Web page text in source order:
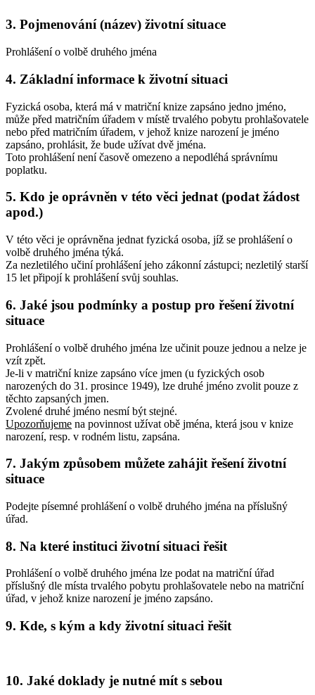
3. Pojmenování (název) životní situace
Prohlášení o volbě druhého jména
4. Základní informace k životní situaci
Fyzická osoba, která má v matriční knize zapsáno jedno jméno,
může před matričním úřadem v místě trvalého pobytu prohlašovatele
nebo před matričním úřadem, v jehož knize narození je jméno
zapsáno, prohlásit, že bude užívat dvě jména.
Toto prohlášení není časově omezeno a nepodléhá správnímu
poplatku.
5. Kdo je oprávněn v této věci jednat (podat žádost
apod.)
V této věci je oprávněna jednat fyzická osoba, jíž se prohlášení o
volbě druhého jména týká.
Za nezletilého učiní prohlášení jeho zákonní zástupci; nezletilý starší
15 let připojí k prohlášení svůj souhlas.
6. Jaké jsou podmínky a postup pro řešení životní
situace
Prohlášení o volbě druhého jména lze učinit pouze jednou a nelze je
vzít zpět.
Je-li v matriční knize zapsáno více jmen (u fyzických osob
narozených do 31. prosince 1949), lze druhé jméno zvolit pouze z
těchto zapsaných jmen.
Zvolené druhé jméno nesmí být stejné.
Upozorňujeme na povinnost užívat obě jména, která jsou v knize
narození, resp. v rodném listu, zapsána.
7. Jakým způsobem můžete zahájit řešení životní
situace
Podejte písemné prohlášení o volbě druhého jména na příslušný
úřad.
8. Na které instituci životní situaci řešit
Prohlášení o volbě druhého jména lze podat na matriční úřad
příslušný dle místa trvalého pobytu prohlašovatele nebo na matriční
úřad, v jehož knize narození je jméno zapsáno.
9. Kde, s kým a kdy životní situaci řešit
10. Jaké doklady je nutné mít s sebou